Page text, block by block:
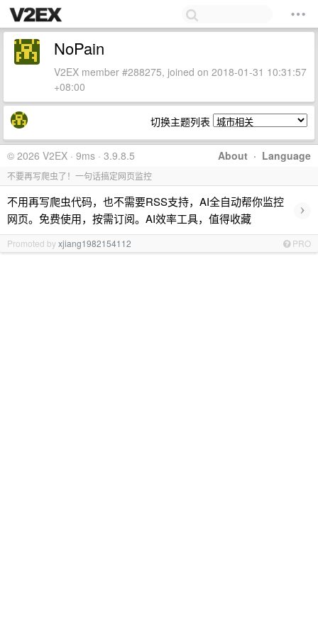
NoPain
V2EX member #288275, joined on 2018-01-31 10:31:57
+08:00
切换主题列表
About · Language
© 2026 V2EX · 9ms · 3.9.8.5
不要再写爬虫了！一句话搞定网页监控
不用再写爬虫代码，也不需要RSS支持，AI全自动帮你监控
网页。免费使用，按需订阅。AI效率工具，值得收藏
›
Promoted byxjiang1982154112 PRO